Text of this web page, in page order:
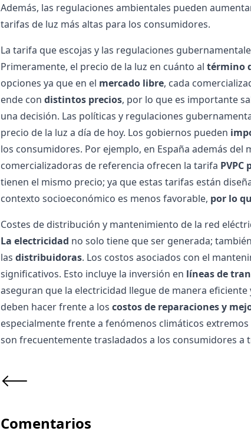
Además, las regulaciones ambientales pueden
tarifas de luz más altas para los consumidores.
La tarifa que escojas y las regulaciones
Primeramente, el precio de la luz en cuánto al término
opciones ya que en el mercado libre, cada
ende con distintos precios, por lo que es importante
una decisión. Las políticas y regulaciones
precio de la luz a día de hoy. Los gobiernos pueden
los consumidores. Por ejemplo, en España además del
comercializadoras de referencia ofrecen la tarifa PVPC
tienen el mismo precio; ya que estas tarifas están
contexto socioeconómico es menos favorable, por lo
Costes de distribución y mantenimiento de la red
La electricidad no solo tiene que ser generada; también
las distribuidoras. Los costos asociados con el
significativos. Esto incluye la inversión en líneas de
aseguran que la electricidad llegue de manera
deben hacer frente a los costos de reparaciones y
especialmente frente a fenómenos climáticos
son frecuentemente trasladados a los consumidores
Comentarios